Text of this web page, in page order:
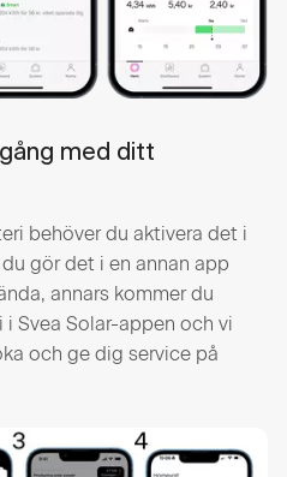
med ditt
behöver du aktivera det i
gör det i en annan app
annars kommer du
Svea Solar-appen och vi
och ge dig service på